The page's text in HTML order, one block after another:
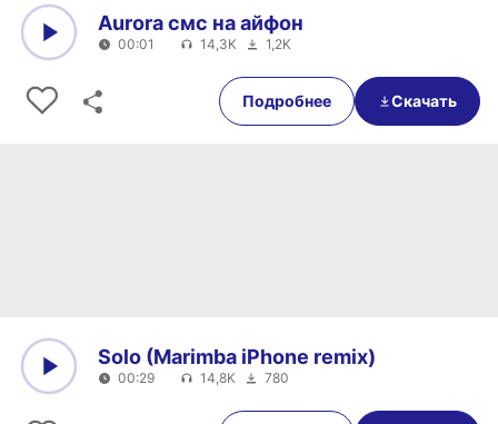
00:01
Aurora смс на айфон
00:01 14,3K 1,2K
Подробнее Скачать
00:29
Solo (Marimba iPhone remix)
00:29 14,8K 780